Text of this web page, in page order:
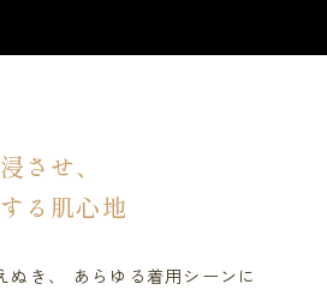
させ、
る肌心地
ぬき、 あらゆる着用シーンに